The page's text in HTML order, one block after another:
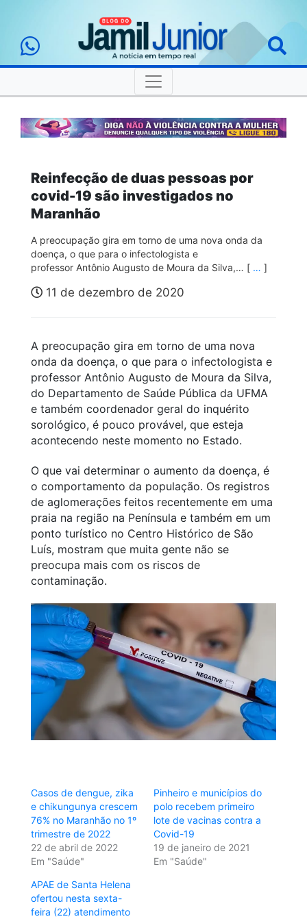
Reinfecção de duas pessoas por
covid-19 são investigados no
Maranhão
A preocupação gira em torno de uma nova onda da
doença, o que para o infectologista e
professor Antônio Augusto de Moura da Silva,… [ … ]
11 de dezembro de 2020
A preocupação gira em torno de uma nova
onda da doença, o que para o infectologista e
professor Antônio Augusto de Moura da Silva,
do Departamento de Saúde Pública da UFMA
e também coordenador geral do inquérito
sorológico, é pouco provável, que esteja
acontecendo neste momento no Estado.
O que vai determinar o aumento da doença, é
o comportamento da população. Os registros
de aglomerações feitos recentemente em uma
praia na região na Península e também em um
ponto turístico no Centro Histórico de São
Luís, mostram que muita gente não se
preocupa mais com os riscos de
contaminação.
Casos de dengue, zika
e chikungunya crescem
76% no Maranhão no 1º
trimestre de 2022
22 de abril de 2022
Em "Saúde"
Pinheiro e municípios do
polo recebem primeiro
lote de vacinas contra a
Covid-19
19 de janeiro de 2021
Em "Saúde"
APAE de Santa Helena
ofertou nesta sexta-
feira (22) atendimento